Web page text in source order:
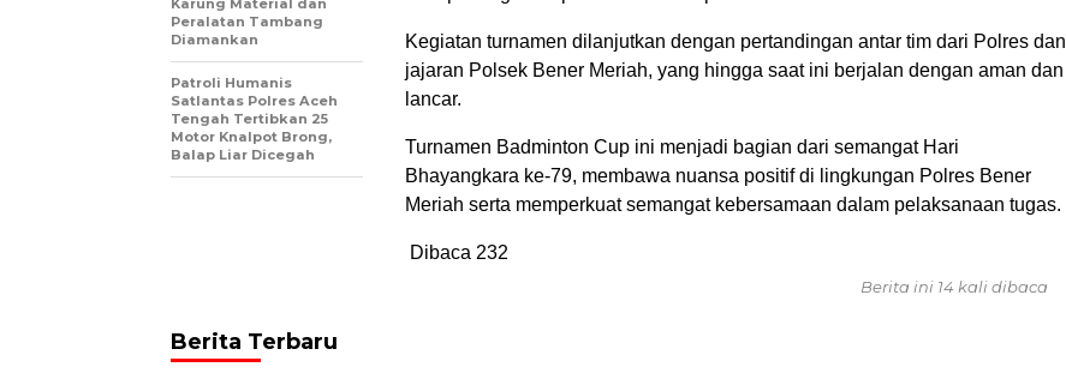
Kegiatan turnamen dilanjutkan dengan pertandingan antar tim dari Polres dan
jajaran Polsek Bener Meriah, yang hingga saat ini berjalan dengan aman dan
lancar.
Turnamen Badminton Cup ini menjadi bagian dari semangat Hari
Bhayangkara ke-79, membawa nuansa positif di lingkungan Polres Bener
Meriah serta memperkuat semangat kebersamaan dalam pelaksanaan tugas.
Dibaca 232
Karung Material dan
Peralatan Tambang
Diamankan
Patroli Humanis
Satlantas Polres Aceh
Tengah Tertibkan 25
Motor Knalpot Brong,
Balap Liar Dicegah
Berita ini 14 kali dibaca
Berita Terbaru